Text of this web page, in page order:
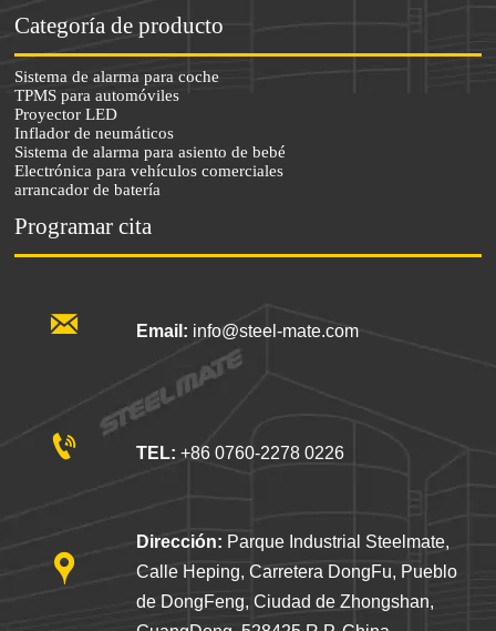
Categoría de producto
Sistema de alarma para coche
TPMS para automóviles
Proyector LED
Inflador de neumáticos
Sistema de alarma para asiento de bebé
Electrónica para vehículos comerciales
arrancador de batería
Programar cita
 Email: info@steel-mate.com
 TEL: +86 0760-2278 0226

Dirección: Parque Industrial Steelmate,
Calle Heping, Carretera DongFu, Pueblo
de DongFeng, Ciudad de Zhongshan,